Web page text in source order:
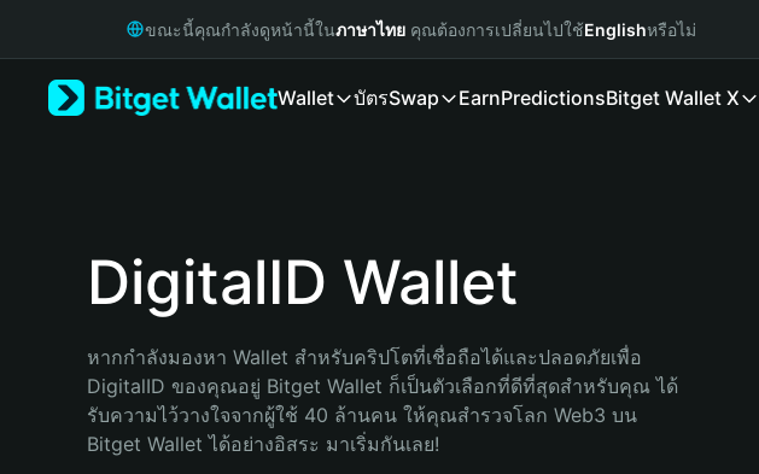
Русский
Bahasa Indonesia
ขณะนี้คุณกำลังดูหน้านี้ในภาษาไทย คุณต้องการเปลี่ยนไปใช้Englishหรือไม่
Wallet บัตรSwap EarnPredictionsBitget Wallet X
DigitalID Wallet
หากกำลังมองหา Wallet สำหรับคริปโตที่เชื่อถือได้และปลอดภัยเพื่อ
DigitalID ของคุณอยู่ Bitget Wallet ก็เป็นตัวเลือกที่ดีที่สุดสำหรับคุณ ได้
รับความไว้วางใจจากผู้ใช้ 40 ล้านคน ให้คุณสำรวจโลก Web3 บน
Bitget Wallet ได้อย่างอิสระ มาเริ่มกันเลย!